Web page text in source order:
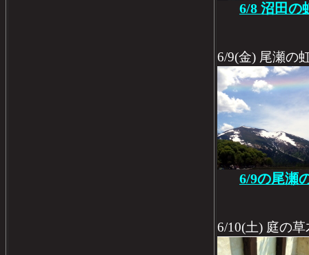
6/8 沼田の
6/9(金) 尾瀬の
6/9の尾瀬
6/10(土) 庭の